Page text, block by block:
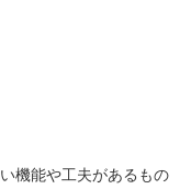
機能や工夫があるもの